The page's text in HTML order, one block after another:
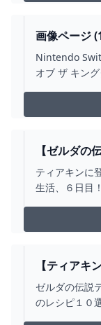
画像ページ
ら便利なお
ザ キングダム】 ゲーム・エンタメ最
Nintendo
オブ ザ キン
【ゼルダの
ます！ ティ
っくり実況
ティアキンに
生活、６日目
【ティアキン
TOTK ゼルダの伝説 ティアーズオブザキングダム -
YOUTUBE
ゼルダの伝説
のレシピ１０